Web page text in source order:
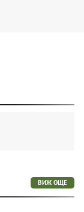
ВИЖ ОЩЕ